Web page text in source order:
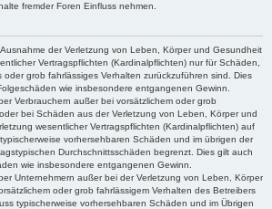
fremder Foren Einfluss nehmen.
der Verletzung von Leben, Körper und Gesundheit
Vertragspflichten (Kardinalpflichten) nur für Schäden,
oder grob fahrlässiges Verhalten zurückzuführen sind. Dies
wie insbesondere entgangenen Gewinn.
Verbrauchern außer bei vorsätzlichem oder grob
bei Schäden aus der Verletzung von Leben, Körper und
wesentlicher Vertragspflichten (Kardinalpflichten) auf
vorhersehbaren Schäden und im übrigen der
Durchschnittsschäden begrenzt. Dies gilt auch
wie insbesondere entgangenen Gewinn.
Unternehmern außer bei der Verletzung von Leben, Körper
oder grob fahrlässigem Verhalten des Betreibers
typischerweise vorhersehbaren Schäden und im Übrigen